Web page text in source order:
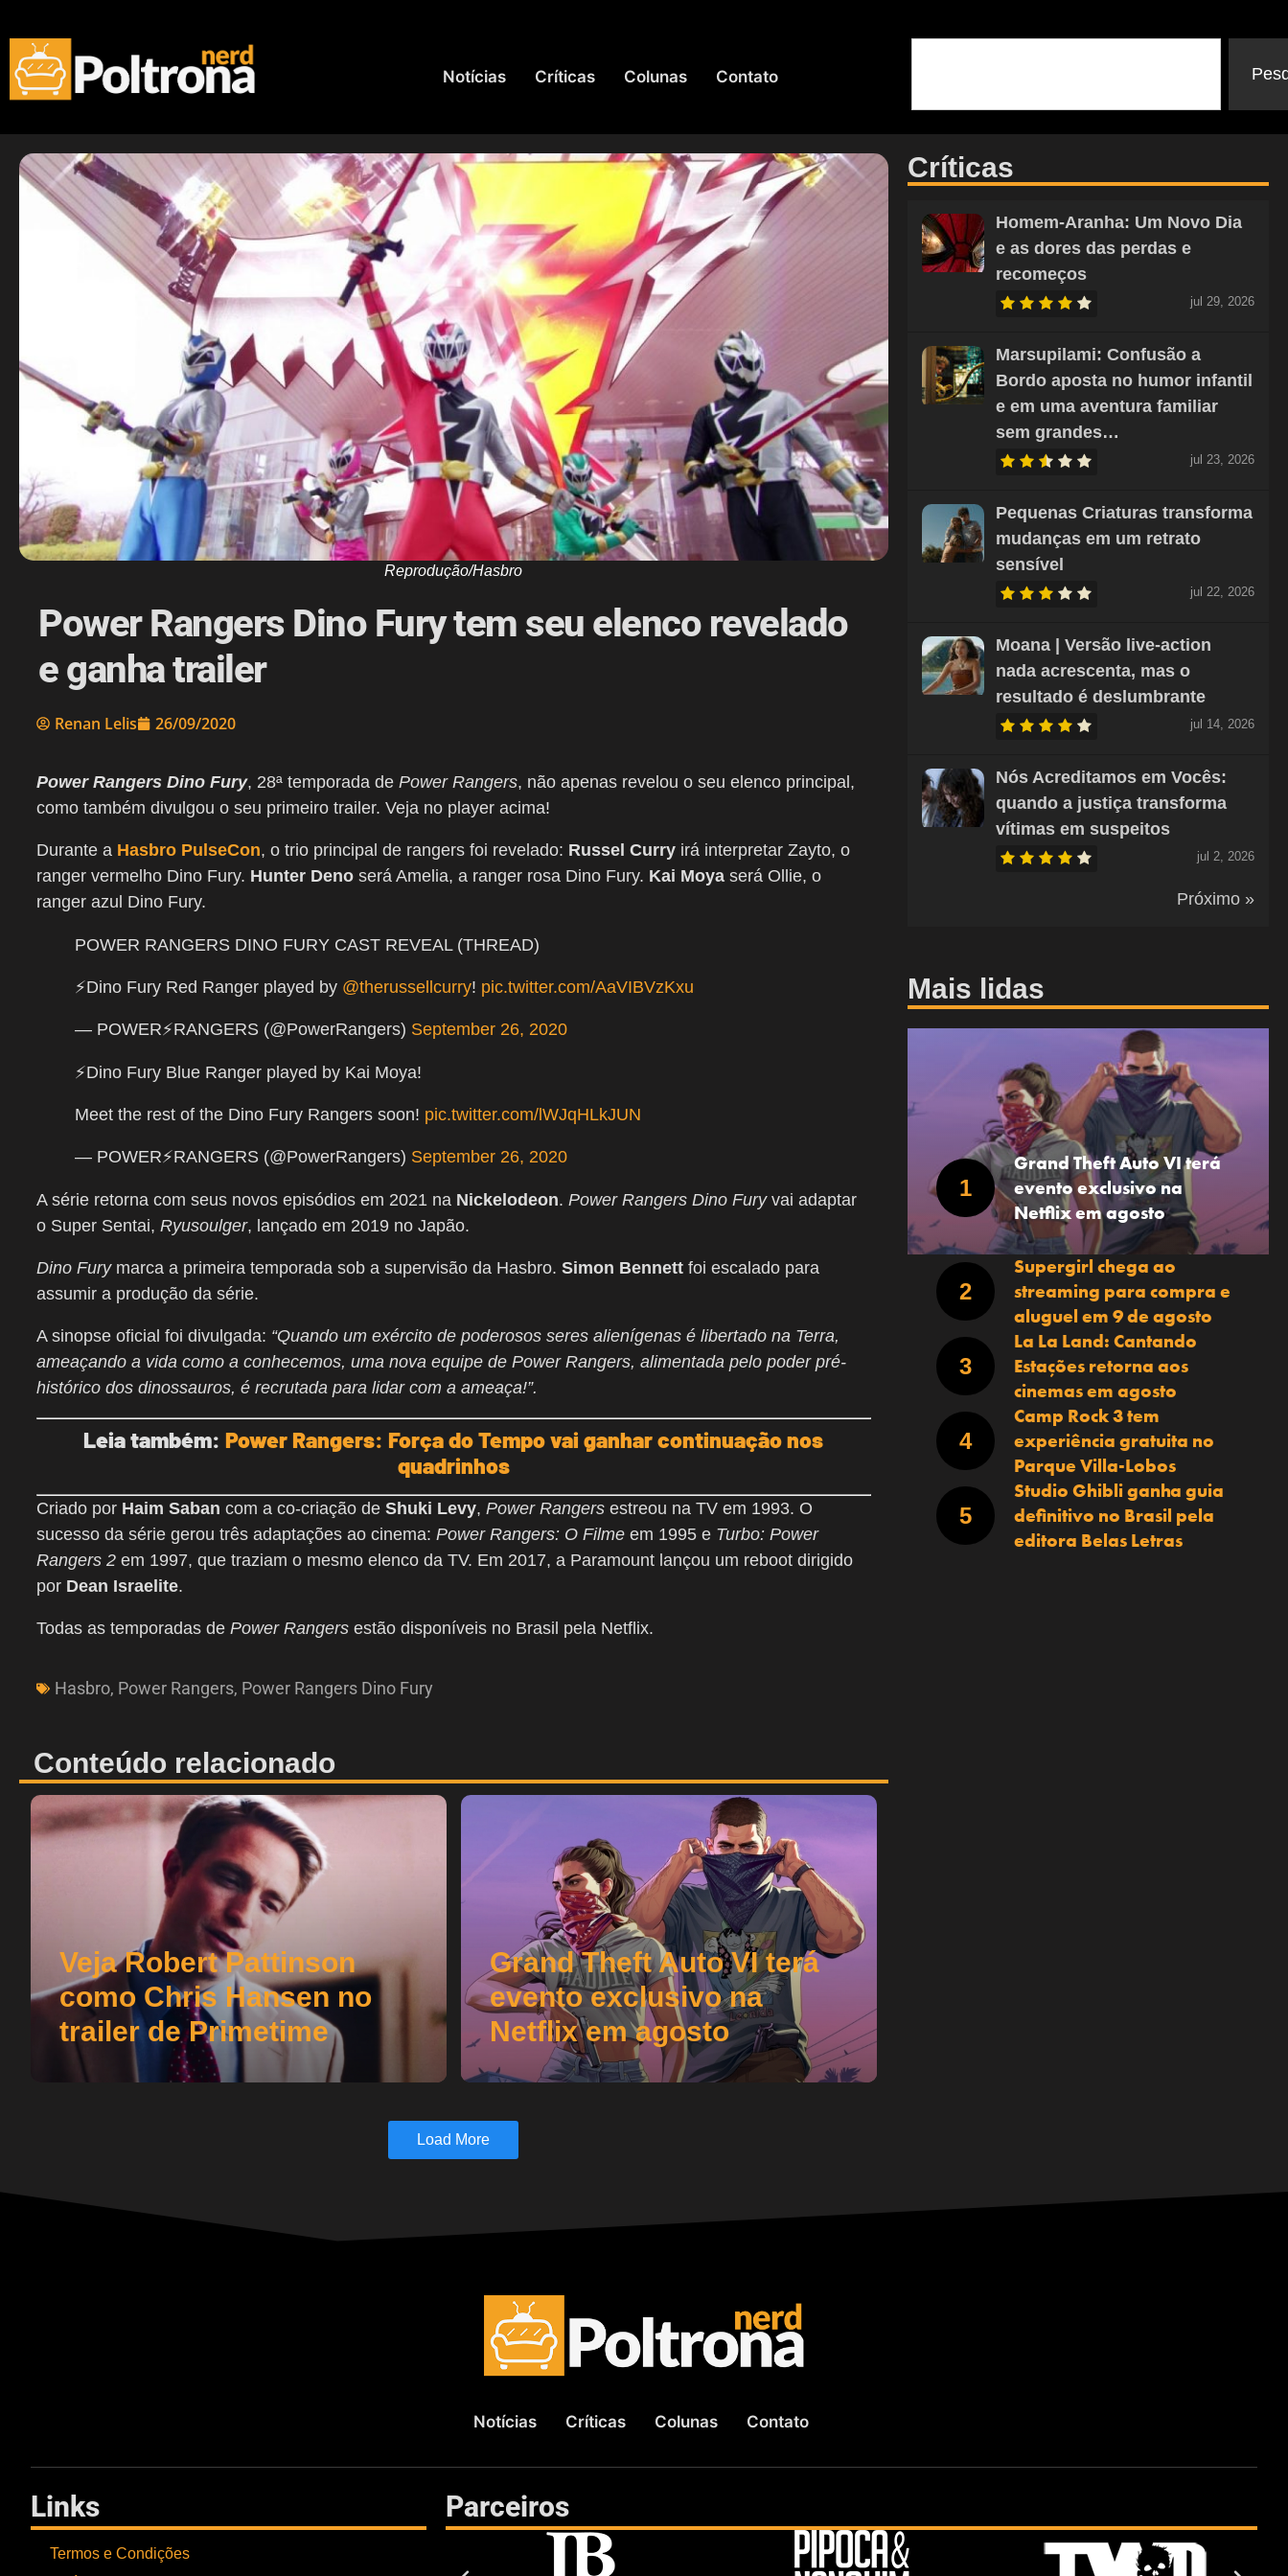
Notícias Críticas Colunas Contato
Reprodução/Hasbro
Power Rangers Dino Fury tem seu elenco revelado
e ganha trailer
Renan Lelis 26/09/2020
Power Rangers Dino Fury, 28ª temporada de Power Rangers, não apenas revelou o seu elenco principal,
como também divulgou o seu primeiro trailer. Veja no player acima!
Durante a Hasbro PulseCon, o trio principal de rangers foi revelado: Russel Curry irá interpretar Zayto, o
ranger vermelho Dino Fury. Hunter Deno será Amelia, a ranger rosa Dino Fury. Kai Moya será Ollie, o
ranger azul Dino Fury.
POWER RANGERS DINO FURY CAST REVEAL (THREAD)
⚡️Dino Fury Red Ranger played by @therussellcurry! pic.twitter.com/AaVIBVzKxu
— POWER⚡️RANGERS (@PowerRangers) September 26, 2020
⚡️Dino Fury Blue Ranger played by Kai Moya!
Meet the rest of the Dino Fury Rangers soon! pic.twitter.com/lWJqHLkJUN
— POWER⚡️RANGERS (@PowerRangers) September 26, 2020
A série retorna com seus novos episódios em 2021 na Nickelodeon. Power Rangers Dino Fury vai adaptar
o Super Sentai, Ryusoulger, lançado em 2019 no Japão.
Dino Furymarca a primeira temporada sob a supervisão da Hasbro. Simon Bennett foi escalado para
assumir a produção da série.
A sinopse oficial foi divulgada: “Quando um exército de poderosos seres alienígenas é libertado na Terra,
ameaçando a vida como a conhecemos, uma nova equipe de Power Rangers, alimentada pelo poder pré-
histórico dos dinossauros, é recrutada para lidar com a ameaça!”.
Leia também:Power Rangers: Força do Tempo vai ganhar continuação nos
quadrinhos
Criado por Haim Saban com a co-criação de Shuki Levy, Power Rangers estreou na TV em 1993. O
sucesso da série gerou três adaptações ao cinema: Power Rangers: O Filme em 1995 e Turbo: Power
Rangers 2 em 1997, que traziam o mesmo elenco da TV. Em 2017, a Paramount lançou um reboot dirigido
por Dean Israelite.
Todas as temporadas de Power Rangers estão disponíveis no Brasil pela Netflix.
Hasbro, Power Rangers, Power Rangers Dino Fury
Conteúdo relacionado
Veja Robert Pattinson
como Chris Hansen no
trailer de Primetime
Grand Theft Auto VI terá
evento exclusivo na
Netflix em agosto
Load More
Críticas
Homem-Aranha: Um Novo Dia
e as dores das perdas e
recomeços
jul 29, 2026
Marsupilami: Confusão a
Bordo aposta no humor infantil
e em uma aventura familiar
sem grandes…
jul 23, 2026
Pequenas Criaturas transforma
mudanças em um retrato
sensível
jul 22, 2026
Moana | Versão live-action
nada acrescenta, mas o
resultado é deslumbrante
jul 14, 2026
Nós Acreditamos em Vocês:
quando a justiça transforma
vítimas em suspeitos
jul 2, 2026
Próximo »
Mais lidas
Grand Theft Auto VI terá
evento exclusivo na
Netflix em agosto
Supergirl chega ao
streaming para compra e
aluguel em 9 de agosto
La La Land: Cantando
Estações retorna aos
cinemas em agosto
Camp Rock 3 tem
experiência gratuita no
Parque Villa-Lobos
Studio Ghibli ganha guia
definitivo no Brasil pela
editora Belas Letras
Notícias Críticas Colunas Contato
Links
Termos e Condições
Parceiros